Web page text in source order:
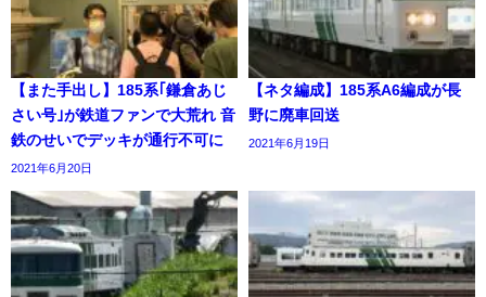
【また手出し】185系｢鎌倉あじ
さい号｣が鉄道ファンで大荒れ 音
鉄のせいでデッキが通行不可に
2021年6月20日
【ネタ編成】185系A6編成が長
野に廃車回送
2021年6月19日